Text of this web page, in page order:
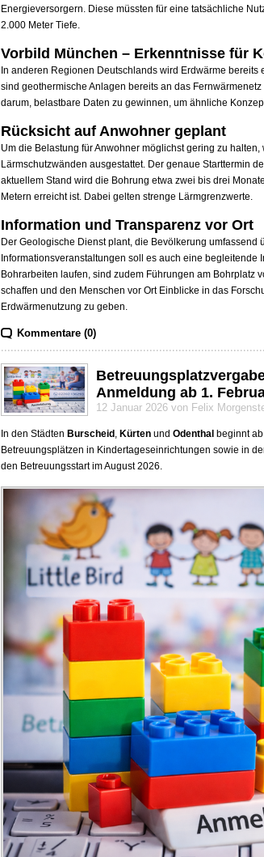
Energieversorgern. Diese müssten für eine tatsächliche
2.000 Meter Tiefe.
Vorbild München – Erkenntnisse für
In anderen Regionen Deutschlands wird Erdwärme bereits
sind geothermische Anlagen bereits an das
darum, belastbare Daten zu gewinnen, um ähnliche
Rücksicht auf Anwohner geplant
Um die Belastung für Anwohner möglichst gering zu halten,
Lärmschutzwänden ausgestattet. Der genaue Starttermin
aktuellem Stand wird die Bohrung etwa zwei bis drei
Metern erreicht ist. Dabei gelten strenge Lärmgrenzwerte.
Information und Transparenz vor Ort
Der Geologische Dienst plant, die Bevölkerung umfassend
Informationsveranstaltungen soll es auch eine begleitende
Bohrarbeiten laufen, sind zudem Führungen am Bohrplatz
schaffen und den Menschen vor Ort Einblicke in das
Erdwärmenutzung zu geben.
Kommentare (0)
Anmeldung ab 1.
12 Januar 2026 von Felix
In den Städten Burscheid , Kürten und Odenthal beginnt
Betreuungsplätzen in Kindertageseinrichtungen sowie in
den Betreuungsstart im August 2026.